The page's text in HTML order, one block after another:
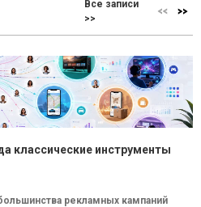
Все записи
>>
классические инструменты
рекламных кампаний